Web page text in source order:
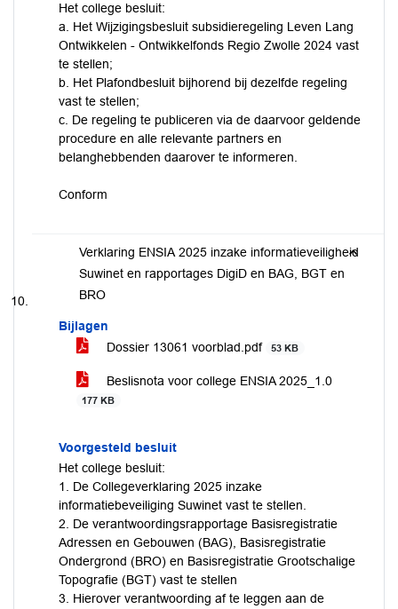
Het college besluit:
a. Het Wijzigingsbesluit subsidieregeling Leven Lang
Ontwikkelen - Ontwikkelfonds Regio Zwolle 2024 vast
te stellen;
b. Het Plafondbesluit bijhorend bij dezelfde regeling
vast te stellen;
c. De regeling te publiceren via de daarvoor geldende
procedure en alle relevante partners en
belanghebbenden daarover te informeren.
Conform
Verklaring ENSIA 2025 inzake informatieveiligheid
Suwinet en rapportages DigiD en BAG, BGT en
BRO
Bijlagen
Dossier 13061 voorblad.pdf
53 KB
Beslisnota voor college ENSIA 2025_1.0
177 KB
Voorgesteld besluit
Het college besluit:
1. De Collegeverklaring 2025 inzake
informatiebeveiliging Suwinet vast te stellen.
2. De verantwoordingsrapportage Basisregistratie
Adressen en Gebouwen (BAG), Basisregistratie
Ondergrond (BRO) en Basisregistratie Grootschalige
Topografie (BGT) vast te stellen
3. Hierover verantwoording af te leggen aan de